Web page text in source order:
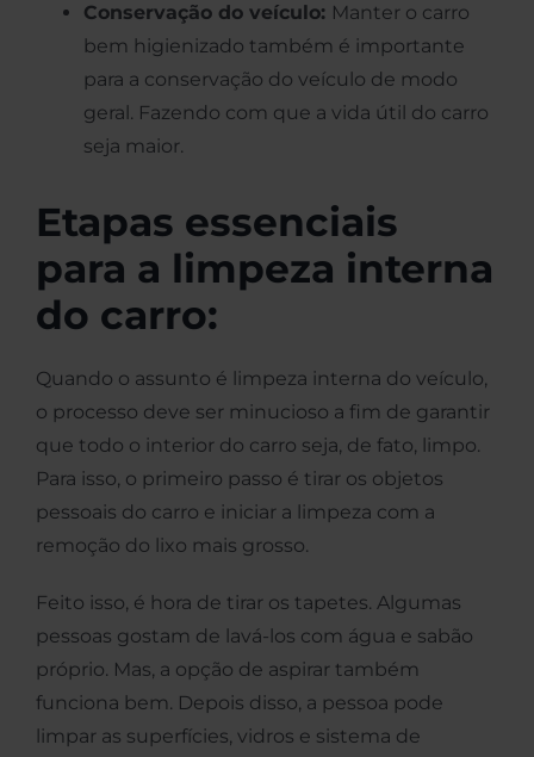
Conservação do veículo: Manter o carro
bem higienizado também é importante
para a conservação do veículo de modo
geral. Fazendo com que a vida útil do carro
seja maior.
Etapas essenciais
para a limpeza interna
do carro:
Quando o assunto é limpeza interna do veículo,
o processo deve ser minucioso a fim de garantir
que todo o interior do carro seja, de fato, limpo.
Para isso, o primeiro passo é tirar os objetos
pessoais do carro e iniciar a limpeza com a
remoção do lixo mais grosso.
Feito isso, é hora de tirar os tapetes. Algumas
pessoas gostam de lavá-los com água e sabão
próprio. Mas, a opção de aspirar também
funciona bem. Depois disso, a pessoa pode
limpar as superfícies, vidros e sistema de